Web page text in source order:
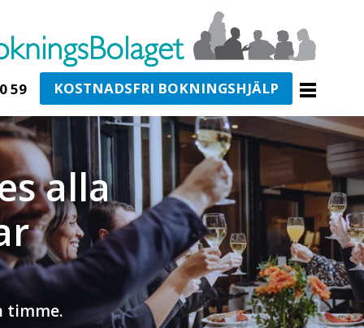
59 KOSTNADSFRI BOKNINGSHJÄLP
alla
timme.